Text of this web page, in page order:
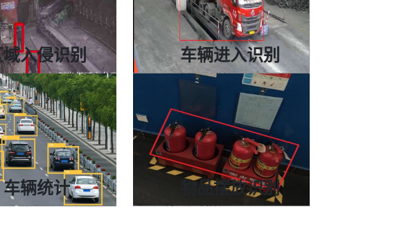
域入侵识别
候监控
员闯入、靠近实时检测
园区、工地、交通等
车辆进入识别
24小时全天候监控
检测画面中的车辆，识别出车辆品牌
适用道路、停车场、工地、园区等
车辆统计 物品摆放识别